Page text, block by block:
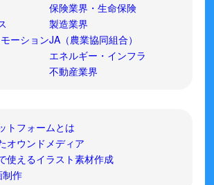
ーション
保険業界・生命保険
製造業界
JA（農業協同組合）
エネルギー・インフラ
不動産業界
トフォームとは
オウンドメディア
使えるイラスト素材作成
制作